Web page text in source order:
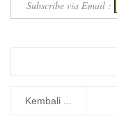
Subscribe via Email :
Kembali ...